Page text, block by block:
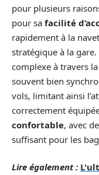
pour plusieurs
pour sa facilité
rapidement à la
stratégique à la gare.
complexe à travers
souvent bien
vols, limitant ainsi
correctement
confortable, avec
suffisant pour les
Lire également :